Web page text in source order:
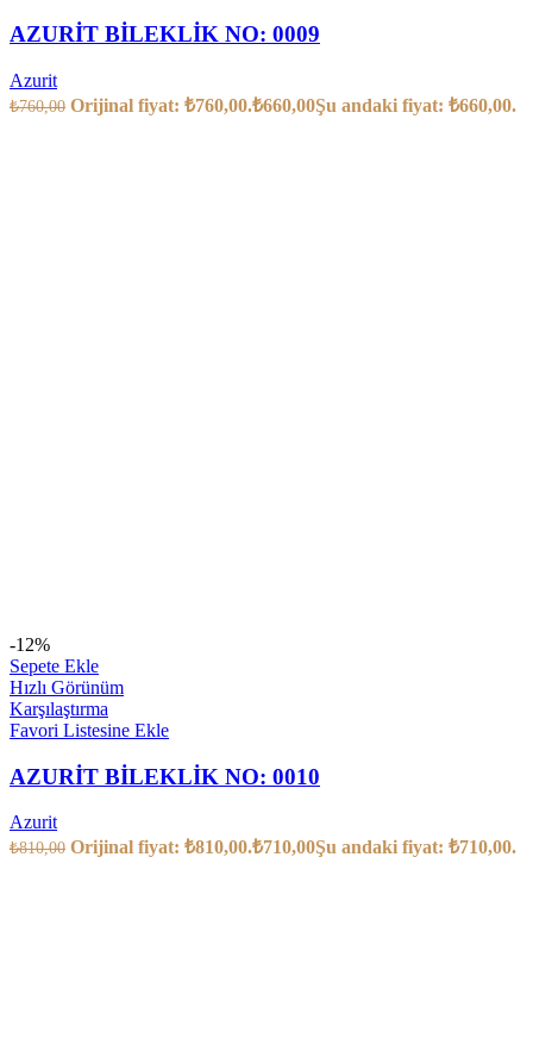
AZURİT BİLEKLİK NO: 0009
Azurit
₺760,00 Orijinal fiyat: ₺760,00.₺660,00Şu andaki fiyat: ₺660,00.
-12%
Sepete Ekle
Hızlı Görünüm
Karşılaştırma
Favori Listesine Ekle
AZURİT BİLEKLİK NO: 0010
Azurit
₺810,00 Orijinal fiyat: ₺810,00.₺710,00Şu andaki fiyat: ₺710,00.